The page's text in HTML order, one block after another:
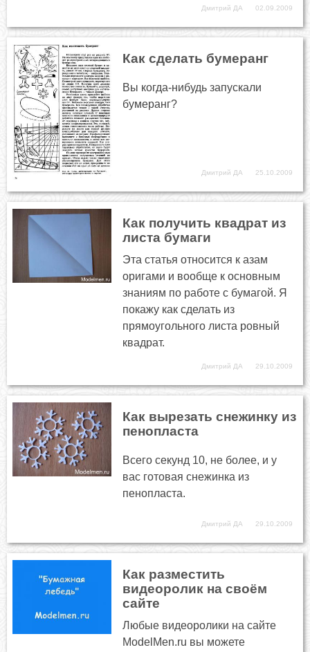
Дмитрий ДА 02.09.2009
Как сделать бумеранг
Вы когда-нибудь запускали
бумеранг?
Дмитрий ДА 25.10.2009
Как получить квадрат из
листа бумаги
Эта статья относится к азам
оригами и вообще к основным
знаниям по работе с бумагой. Я
покажу как сделать из
прямоугольного листа ровный
квадрат.
Дмитрий ДА 29.10.2009
Как вырезать снежинку из
пенопласта
Всего секунд 10, не более, и у
вас готовая снежинка из
пенопласта.
Дмитрий ДА 29.10.2009
Как разместить
видеоролик на своём
сайте
Любые видеоролики на сайте
ModelMen.ru вы можете